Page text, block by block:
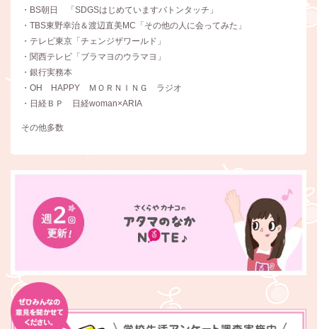
・BS朝日 「SDGSはじめていますバトンタッチ」
・TBS東野幸治＆渡辺直美MC「その他の人に会ってみた」
・テレビ東京「チェンジザワールド」
・関西テレビ「ブラマヨのウラマヨ」
・銀行実務本
・OH HAPPY ＭＯＲＮＩＮＧ ラジオ
・日経ＢＰ 日経woman×ARIA
その他多数